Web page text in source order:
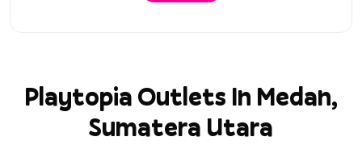
Playtopia Outlets In Medan,
Sumatera Utara